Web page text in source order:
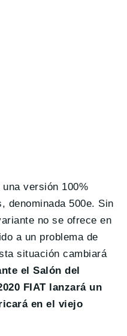
versión 100%
denominada 500e. Sin
no se ofrece en
a un problema de
situación cambiará
el Salón del
FIAT lanzará un
en el viejo